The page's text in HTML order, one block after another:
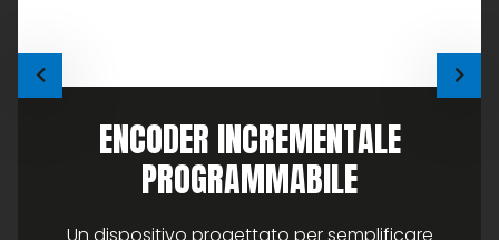
ENCODER INCREMENTALE
PROGRAMMABILE